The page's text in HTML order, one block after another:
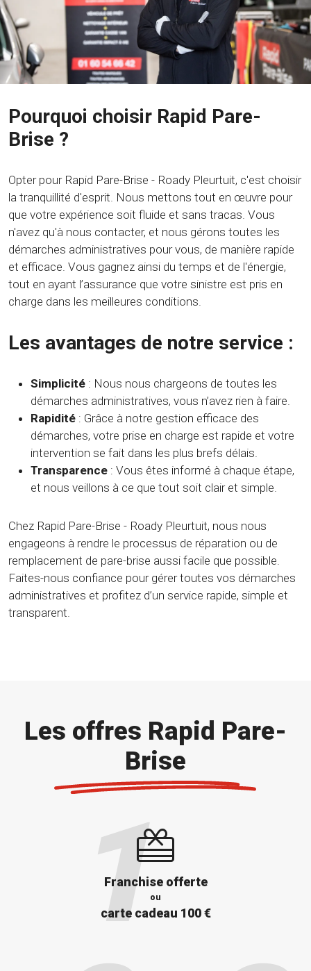
Pourquoi choisir Rapid Pare-
Brise ?
Opter pour Rapid Pare-Brise - Roady Pleurtuit, c'est choisir
la tranquillité d'esprit. Nous mettons tout en œuvre pour
que votre expérience soit fluide et sans tracas. Vous
n'avez qu'à nous contacter, et nous gérons toutes les
démarches administratives pour vous, de manière rapide
et efficace. Vous gagnez ainsi du temps et de l'énergie,
tout en ayant l’assurance que votre sinistre est pris en
charge dans les meilleures conditions.
Les avantages de notre service :
Simplicité : Nous nous chargeons de toutes les
démarches administratives, vous n’avez rien à faire.
Rapidité : Grâce à notre gestion efficace des
démarches, votre prise en charge est rapide et votre
intervention se fait dans les plus brefs délais.
Transparence : Vous êtes informé à chaque étape,
et nous veillons à ce que tout soit clair et simple.
Chez Rapid Pare-Brise - Roady Pleurtuit, nous nous
engageons à rendre le processus de réparation ou de
remplacement de pare-brise aussi facile que possible.
Faites-nous confiance pour gérer toutes vos démarches
administratives et profitez d’un service rapide, simple et
transparent.
Les offres Rapid Pare-
Brise
Franchise offerte
ou
carte cadeau 100 €